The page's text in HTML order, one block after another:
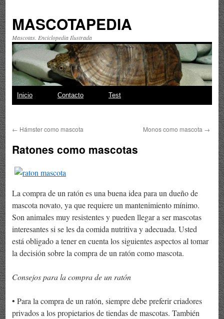
MASCOTAPEDIA
Mascotas. Enciclopedia Ilustrada
Saltar
contenido
Inicio Contacto Test
← Hámster como mascota Monos como mascota →
Ratones como mascotas
La compra de un ratón es una buena idea para un dueño de
mascota novato, ya que requiere un mantenimiento mínimo.
Son animales muy resistentes y pueden llegar a ser mascotas
interesantes si se les da comida nutritiva y adecuada. Usted
está obligado a tener en cuenta los siguientes aspectos al tomar
la decisión sobre la compra de un ratón como mascota.
Consejos para la compra de un ratón
• Para la compra de un ratón, siempre debe preferir criadores
privados a los propietarios de tiendas de mascotas. También